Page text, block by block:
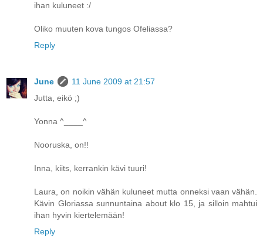
ihan kuluneet :/
Oliko muuten kova tungos Ofeliassa?
Reply
June
11 June 2009 at 21:57
Jutta, eikö ;)
Yonna ^____^
Nooruska, on!!
Inna, kiits, kerrankin kävi tuuri!
Laura, on noikin vähän kuluneet mutta onneksi vaan vähän.
Kävin Gloriassa sunnuntaina about klo 15, ja silloin mahtui
ihan hyvin kiertelemään!
Reply